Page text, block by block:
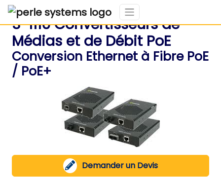
S-1110 Convertisseurs de
Médias et de Débit PoE
Conversion Ethernet à Fibre PoE
/ PoE+
Demander un Devis